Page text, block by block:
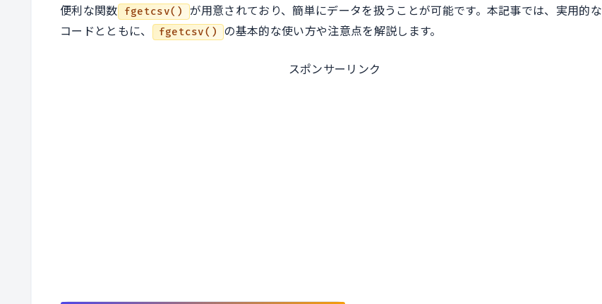
便利な関数
fgetcsv()
が用意されており、簡単にデータを扱うことが可能です。本記事では、実用的な
コードとともに、
fgetcsv() の基本的な使い方や注意点を解説します。
スポンサーリンク